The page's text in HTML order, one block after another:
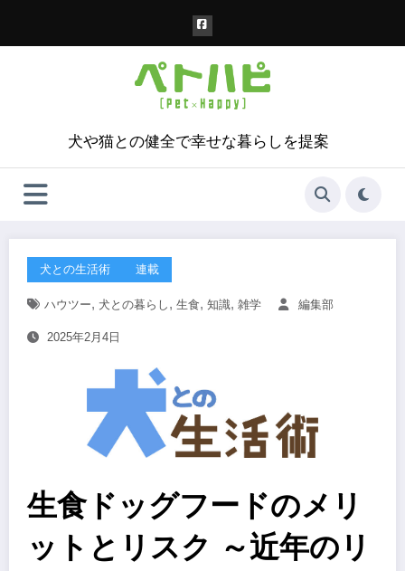
犬や猫との健全で幸せな暮らしを提案
犬との生活術 連載
ハウツー, 犬との暮らし , 生食, 知識, 雑学 編集部
2025年2月4日
生食ドッグフードのメリ
ットとリスク ～近年のリ